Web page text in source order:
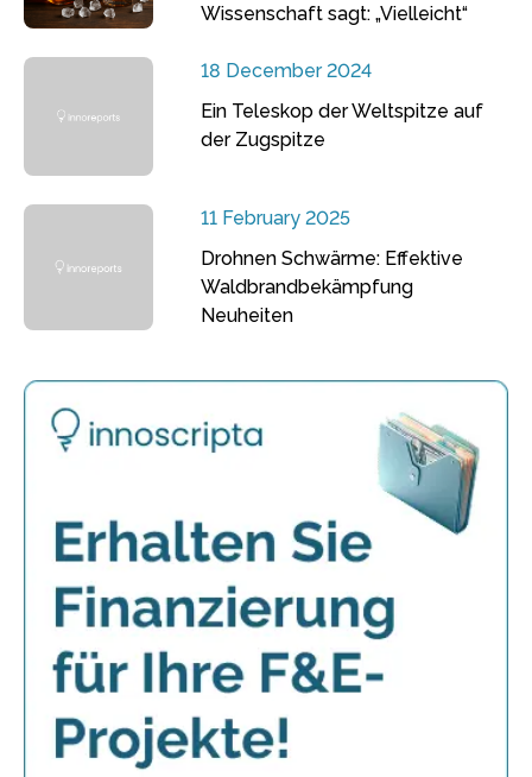
Wissenschaft sagt: „Vielleicht“
18 December 2024
Ein Teleskop der Weltspitze auf
der Zugspitze
11 February 2025
Drohnen Schwärme: Effektive
Waldbrandbekämpfung
Neuheiten